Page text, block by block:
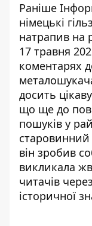
Раніше
німецькі
натрапив на
17 травня
коментарях
досить
що ще до
пошуків у
старовинний
він зробив
викликала
читачів
історичної